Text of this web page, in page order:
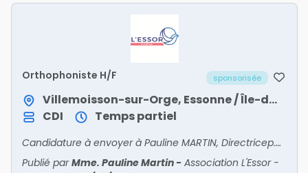
Orthophoniste H/F sponsorisée
Villemoisson-sur-Orge, Essonne / Île-de-France
CDI
Temps partiel
Candidature à envoyer à Pauline MARTIN, Directricep.martin@lessor.asso.fr
Publié parMme. Pauline Martin- Association L'Essor -